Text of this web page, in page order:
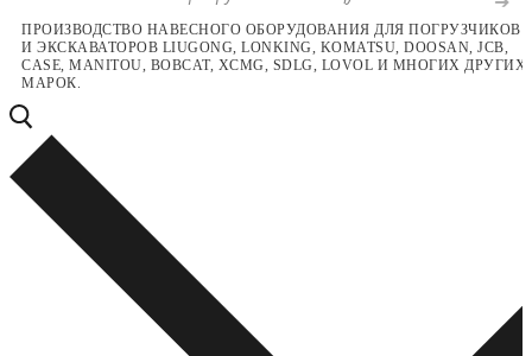
Перейти
содержимому
Меню
Закрыть
ПРОИЗВОДСТВО НАВЕСНОГО ОБОРУДОВАНИЯ ДЛЯ ПОГРУЗЧИКОВ
И ЭКСКАВАТОРОВ LIUGONG, LONKING, KOMATSU, DOOSAN, JCB,
CASE, MANITOU, BOBCAT, XCMG, SDLG, LOVOL И МНОГИХ ДРУГИХ
МАРОК.